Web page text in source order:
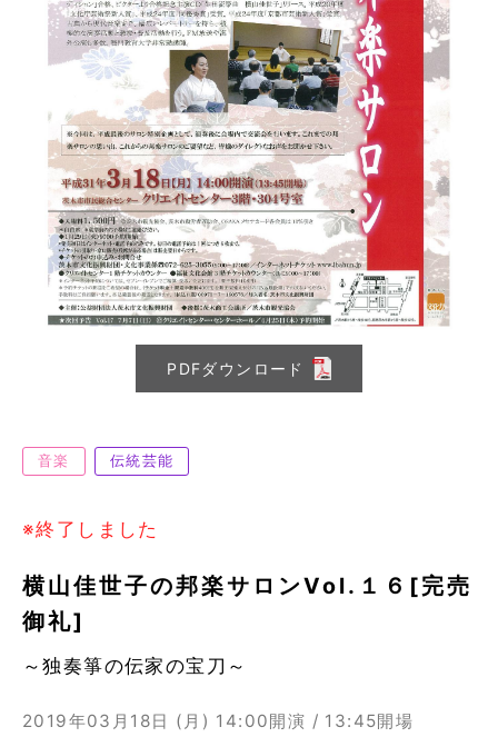
PDFダウンロード
音楽 伝統芸能
※終了しました
横山佳世子の邦楽サロンVol.１６[完売
御礼]
～独奏箏の伝家の宝刀～
2019年03月18日 (月) 14:00開演 / 13:45開場